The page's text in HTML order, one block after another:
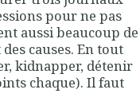
pour ne pas
aussi beaucoup de
causes. En tout
kidnapper, détenir
chaque). Il faut